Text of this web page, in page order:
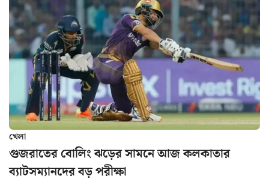
খেলা
গুজরাতের বোলিং ঝড়ের সামনে আজ কলকাতার
ব্যাটসম্যানদের বড় পরীক্ষা